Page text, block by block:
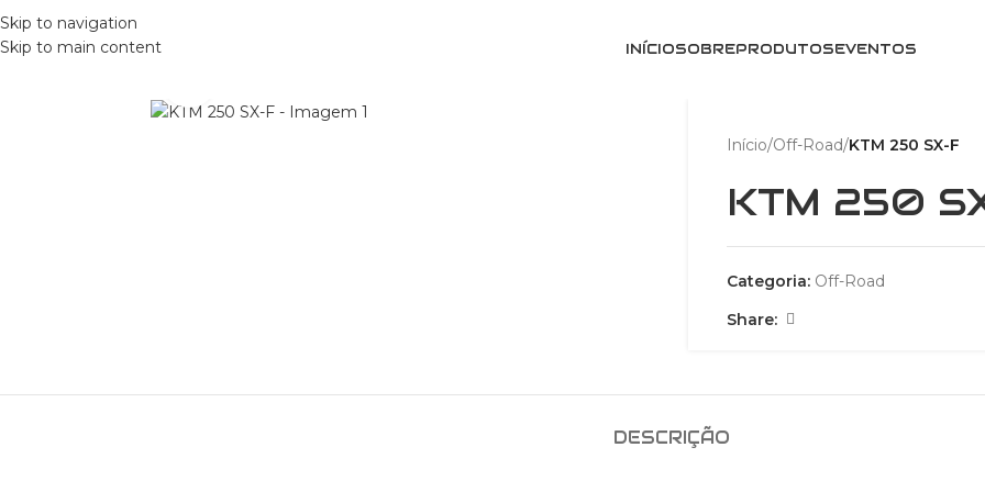
Skip to navigation
Skip to main content
INÍCIOSOBREPRODUTOSEVENTOS
Início/Off-Road/KTM 250 SX-F
KTM 250
Categoria: Off-Road
Share:
DESCRIÇÃO